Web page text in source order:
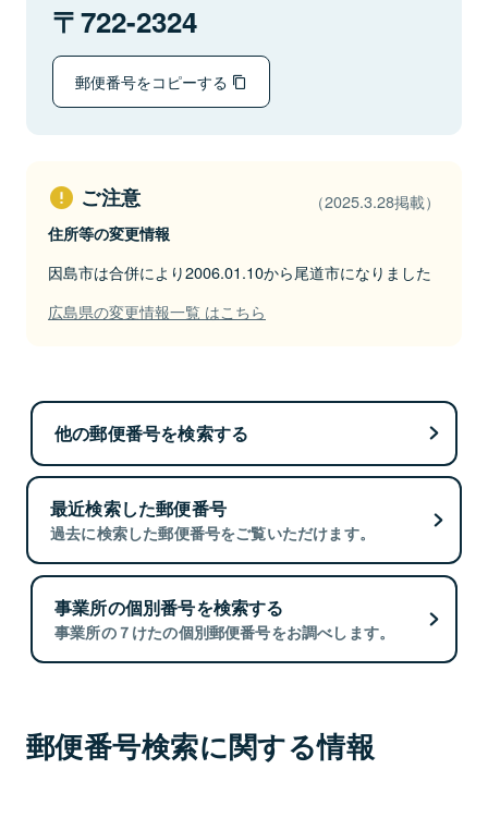
722-2324
郵便番号をコピーする
ご注意 （2025.3.28掲載）
住所等の変更情報
因島市は合併により2006.01.10から尾道市になりました
広島県の変更情報一覧 はこちら
他の郵便番号を検索する
最近検索した郵便番号
過去に検索した郵便番号をご覧いただけます。
事業所の個別番号を検索する
事業所の７けたの個別郵便番号をお調べします。
郵便番号検索に関する情報